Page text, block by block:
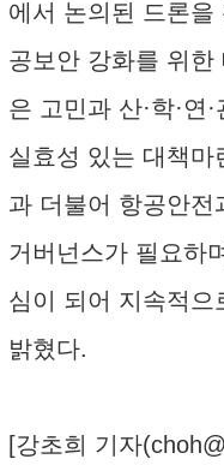
에서 논의된 드론
공보안 강화를 위한
은 고민과 산·학·연
실효성 있는 대책마
과 더불어 항공안
거버넌스가 필요하
심이 되어 지속적으
밝혔다.
[강초희 기자(